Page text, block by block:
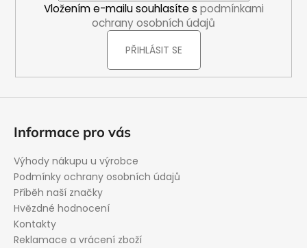
Vložením e-mailu souhlasíte s podmínkami
ochrany osobních údajů
PŘIHLÁSIT SE
Informace pro vás
Výhody nákupu u výrobce
Podmínky ochrany osobních údajů
Příběh naší značky
Hvězdné hodnocení
Kontakty
Reklamace a vrácení zboží